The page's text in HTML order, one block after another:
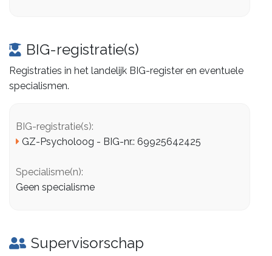
BIG-registratie(s)
Registraties in het landelijk BIG-register en eventuele
specialismen.
BIG-registratie(s):
GZ-Psycholoog - BIG-nr.: 69925642425
Specialisme(n):
Geen specialisme
Supervisorschap